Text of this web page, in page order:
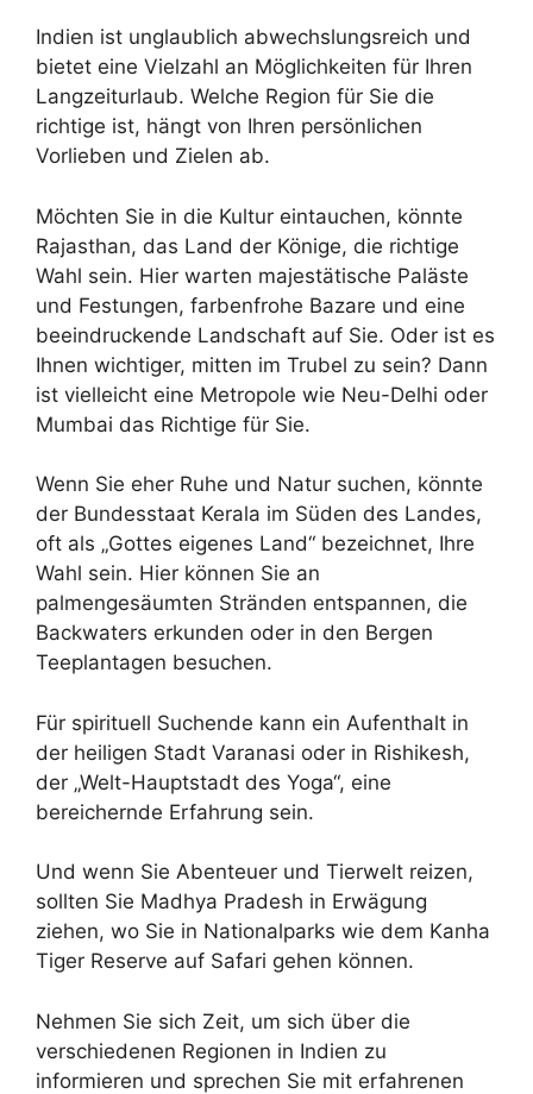
Indien ist unglaublich abwechslungsreich und
bietet eine Vielzahl an Möglichkeiten für Ihren
Langzeiturlaub. Welche Region für Sie die
richtige ist, hängt von Ihren persönlichen
Vorlieben und Zielen ab.
Möchten Sie in die Kultur eintauchen, könnte
Rajasthan, das Land der Könige, die richtige
Wahl sein. Hier warten majestätische Paläste
und Festungen, farbenfrohe Bazare und eine
beeindruckende Landschaft auf Sie. Oder ist es
Ihnen wichtiger, mitten im Trubel zu sein? Dann
ist vielleicht eine Metropole wie Neu-Delhi oder
Mumbai das Richtige für Sie.
Wenn Sie eher Ruhe und Natur suchen, könnte
der Bundesstaat Kerala im Süden des Landes,
oft als „Gottes eigenes Land“ bezeichnet, Ihre
Wahl sein. Hier können Sie an
palmengesäumten Stränden entspannen, die
Backwaters erkunden oder in den Bergen
Teeplantagen besuchen.
Für spirituell Suchende kann ein Aufenthalt in
der heiligen Stadt Varanasi oder in Rishikesh,
der „Welt-Hauptstadt des Yoga“, eine
bereichernde Erfahrung sein.
Und wenn Sie Abenteuer und Tierwelt reizen,
sollten Sie Madhya Pradesh in Erwägung
ziehen, wo Sie in Nationalparks wie dem Kanha
Tiger Reserve auf Safari gehen können.
Nehmen Sie sich Zeit, um sich über die
verschiedenen Regionen in Indien zu
informieren und sprechen Sie mit erfahrenen